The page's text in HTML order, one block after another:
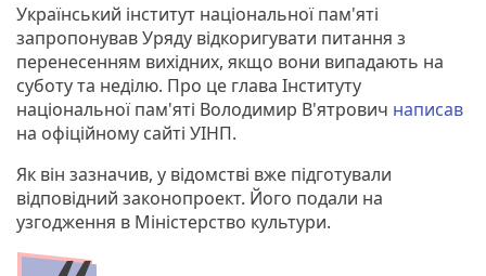
Український інститут національної пам'яті
запропонував Уряду відкоригувати питання з
перенесенням вихідних, якщо вони випадають на
суботу та неділю. Про це глава Інституту
національної пам'яті Володимир В'ятрович написав
на офіційному сайті УІНП.
Як він зазначив, у відомстві вже підготували
відповідний законопроект. Його подали на
узгодження в Міністерство культури.